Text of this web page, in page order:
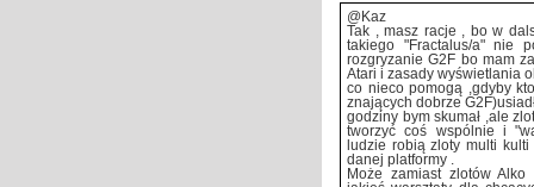
@Kaz
Tak , masz racje , bo w
takiego "Fractalus/a" nie
rozgryzanie G2F bo mam
Atari i zasady wyświetlania
co nieco pomogą ,gdyby
znających dobrze
godziny bym skumał ,ale
tworzyć coś wspólnie i
ludzie robią zloty multi
danej platformy .
Może zamiast zlotów